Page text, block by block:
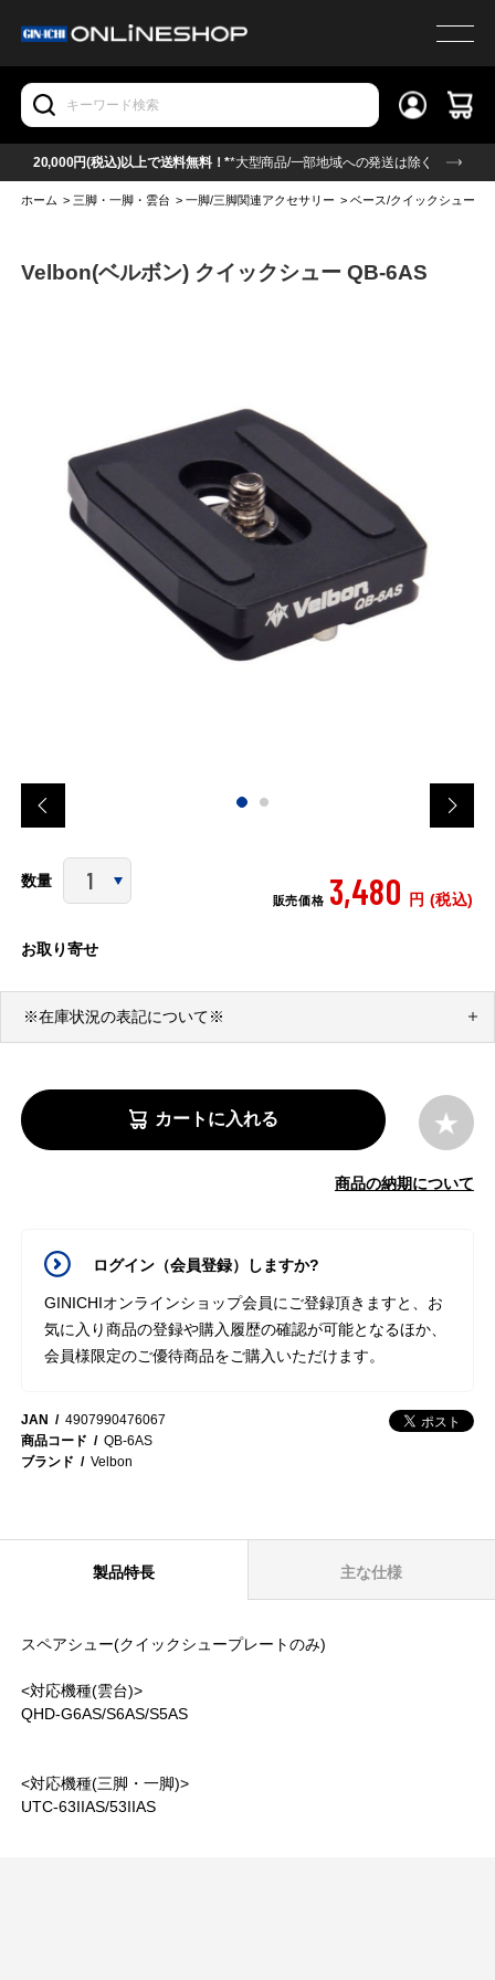
20,000円(税込)以上で送料無料！**大型商品/一部地域への発送は除く
ホーム > 三脚・一脚・雲台 >一脚/三脚関連アクセサリー >ベース/クイックシュー
Velbon(ベルボン) クイックシュー QB-6AS
数量
販売価格 3,480 円 (税込)
お取り寄せ
※在庫状況の表記について※
カートに入れる
商品の納期について
ログイン（会員登録）しますか?
GINICHIオンラインショップ会員にご登録頂きますと、お
気に入り商品の登録や購入履歴の確認が可能となるほか、
会員様限定のご優待商品をご購入いただけます。
JAN
4907990476067
商品コード
QB-6AS
ブランド
Velbon
製品特長 主な仕様
スペアシュー(クイックシュープレートのみ)
<対応機種(雲台)>
QHD-G6AS/S6AS/S5AS
<対応機種(三脚・一脚)>
UTC-63IIAS/53IIAS